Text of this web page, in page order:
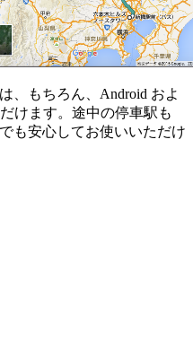
、もちろん、Android およ
けます。途中の停車駅も
も安心してお使いいただけ